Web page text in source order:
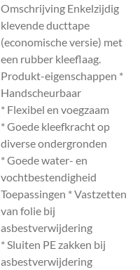
Omschrijving Enkelzijdig
klevende ducttape
(economische versie) met
een rubber kleeflaag.
Produkt-eigenschappen *
Handscheurbaar
* Flexibel en voegzaam
* Goede kleefkracht op
diverse ondergronden
* Goede water- en
vochtbestendigheid
Toepassingen * Vastzetten
van folie bij
asbestverwijdering
* Sluiten PE zakken bij
asbestverwijdering